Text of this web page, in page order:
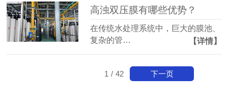
高浊双压膜有哪些优势？
在传统水处理系统中，巨大的膜池、
复杂的管…
【详情】
1 / 42 下一页